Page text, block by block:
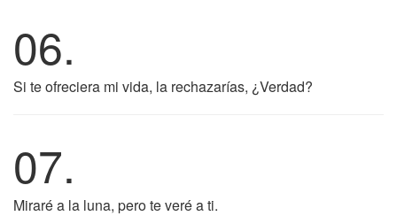
06.
Si te ofreciera mi vida, la rechazarías, ¿Verdad?
07.
Miraré a la luna, pero te veré a ti.